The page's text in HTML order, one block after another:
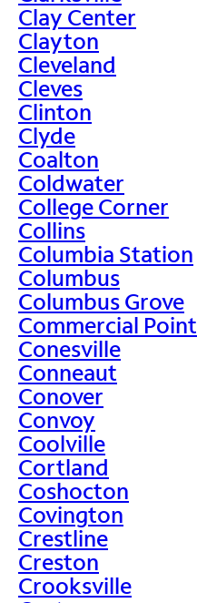
Clay Center
Clayton
Cleveland
Cleves
Clinton
Clyde
Coalton
Coldwater
College Corner
Collins
Columbia Station
Columbus
Columbus Grove
Commercial Point
Conesville
Conneaut
Conover
Convoy
Coolville
Cortland
Coshocton
Covington
Crestline
Creston
Crooksville